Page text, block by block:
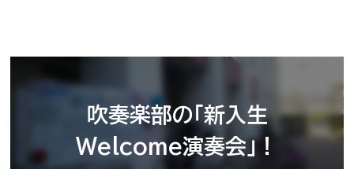
吹奏楽部の「新入生
Welcome演奏会」！